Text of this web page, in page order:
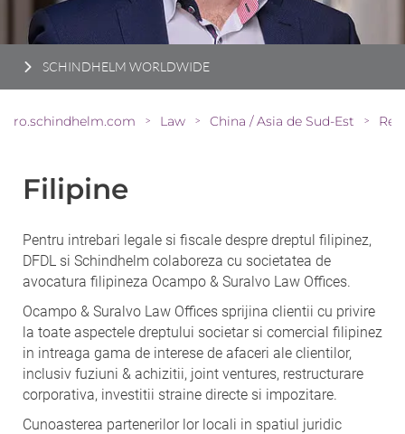
SCHINDHELM WORLDWIDE
ro.schindhelm.com > Law > China / Asia de Sud-Est >
Filipine
Pentru intrebari legale si fiscale despre dreptul filipinez,
DFDL si Schindhelm colaboreza cu societatea de
avocatura filipineza Ocampo & Suralvo Law Offices.
Ocampo & Suralvo Law Offices sprijina clientii cu privire
la toate aspectele dreptului societar si comercial filipinez
in intreaga gama de interese de afaceri ale clientilor,
inclusiv fuziuni & achizitii, joint ventures, restructurare
corporativa, investitii straine directe si impozitare.
Cunoasterea partenerilor lor locali in spatiul juridic